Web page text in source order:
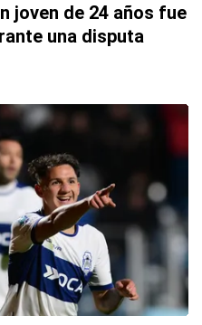
joven de 24 años fue
una disputa